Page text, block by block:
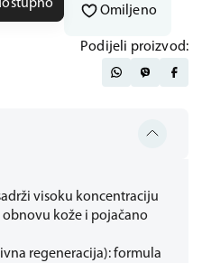
visoku koncentraciju
obnovu kože i pojačano
regeneracija): formula
Omiljeno
Podijeli proizvod: